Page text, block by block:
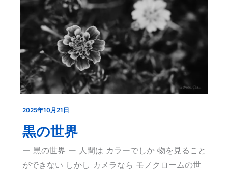
2025年10月21日
黒の世界
ー 黒の世界 ー 人間は カラーでしか 物を見ること
ができない しかし カメラなら モノクロームの世
黒
の